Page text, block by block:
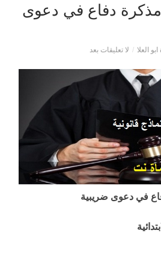
دفاع في دعوى
العلا / لا تعليقات بعد
في دعوى ضريبية